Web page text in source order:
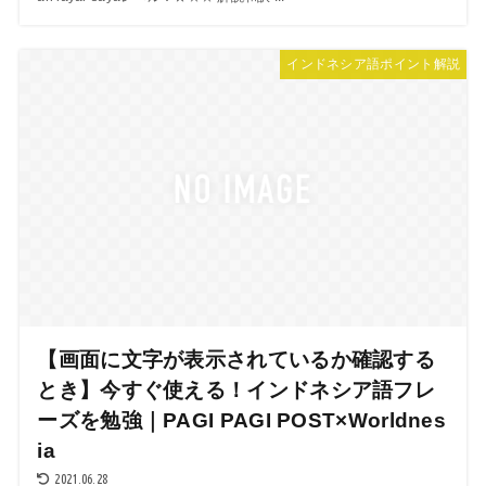
インドネシア語ポイント解説
【画面に文字が表示されているか確認する
とき】今すぐ使える！インドネシア語フレ
ーズを勉強｜PAGI PAGI POST×Worldnes
ia
2021.06.28